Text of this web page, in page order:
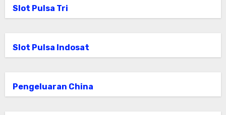
Slot Pulsa Tri
Slot Pulsa Indosat
Pengeluaran China